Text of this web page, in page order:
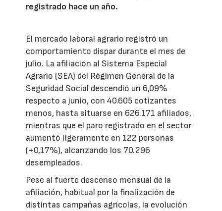
registrado hace un año.
El mercado laboral agrario registró un
comportamiento dispar durante el mes de
julio. La afiliación al Sistema Especial
Agrario (SEA) del Régimen General de la
Seguridad Social descendió un 6,09%
respecto a junio, con 40.605 cotizantes
menos, hasta situarse en 626.171 afiliados,
mientras que el paro registrado en el sector
aumentó ligeramente en 122 personas
(+0,17%), alcanzando los 70.296
desempleados.
Pese al fuerte descenso mensual de la
afiliación, habitual por la finalización de
distintas campañas agrícolas, la evolución